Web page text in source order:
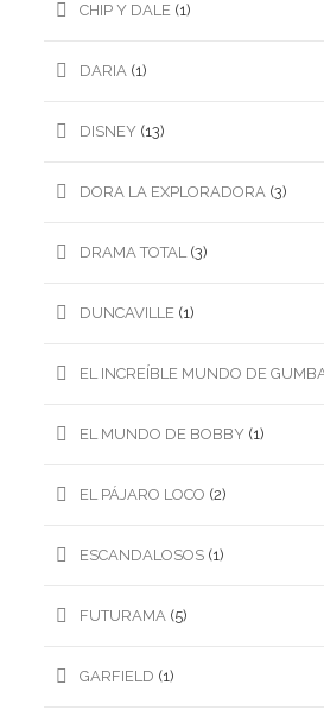
CHIP Y DALE (1)
DARIA (1)
DISNEY (13)
DORA LA EXPLORADORA (3)
DRAMA TOTAL (3)
DUNCAVILLE (1)
EL INCREÍBLE MUNDO DE
EL MUNDO DE BOBBY (1)
EL PÁJARO LOCO (2)
ESCANDALOSOS (1)
FUTURAMA (5)
GARFIELD (1)